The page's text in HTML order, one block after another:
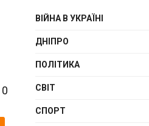
0
ВІЙНА В УКРАЇНІ
ДНІПРО
ПОЛІТИКА
СВІТ
СПОРТ